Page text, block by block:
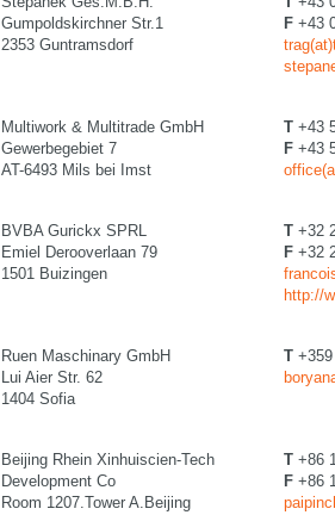
Gumpoldskirchner Str.1
2353 Guntramsdorf
F +43
Multiwork & Multitrade GmbH
Gewerbegebiet 7
AT-6493 Mils bei Imst
T +43
F +43
BVBA Gurickx SPRL
Emiel Derooverlaan 79
1501 Buizingen
T +32
F +32
http://
Ruen Maschinary GmbH
Lui Aier Str. 62
1404 Sofia
T
Beijing Rhein Xinhuiscien-Tech
Development Co
Room 1207.Tower A.Beijing
T +86
F +86